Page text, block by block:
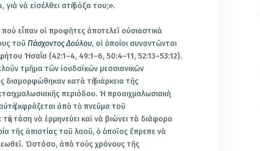
νὰ εἰσέλθει στὴ δόξα του;».
εἶπαν οἱ προφῆτες ἀποτελεῖ οὐσιαστικὰ
τοῦ Πάσχοντος Δούλου, οἱ ὁποίοι συναντῶνται
Ἠσαΐα (42:1–4, 49:1–6, 50:4–11, 52:13–53:12).
τμῆμα τῶν ἰουδαϊκῶν μεσσιανικῶν
διαμορφώθηκαν κατὰ τὴ διάρκεια τῆς
περιόδου. Ἡ προαιχμαλωσιακὴ
ἐκφράζεται ἀπὸ τὸ πνεῦμα τοῦ
τὴν τάση νὰ ἑρμηνεύει καὶ νὰ βιώνει τὰ διάφορα
τῆς ἀπιστίας τοῦ λαοῦ, ὁ ὁποῖος ἔπρεπε νὰ
Ὡστόσο, ἀπὸ τοὺς χρόνους τῆς